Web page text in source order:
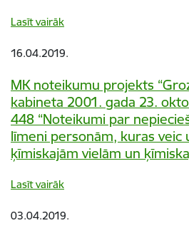
Lasīt vairāk
16.04.2019.
MK noteikumu projekts
kabineta 2001. gada 23.
448 “Noteikumi par
līmeni personām, kuras veic
ķīmiskajām vielām un
Lasīt vairāk
03.04.2019.